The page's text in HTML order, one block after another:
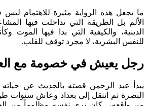
ما يجعل هذه الرواية مثيرة للاهتمام
الألم بل الطريقة التي تداخلت فيها
الدينية، والكيفية التي بدا فيها
للنفس البشرية، لا مجرد توقف للقلب.
رجل يعيش في خصومة مع
يبدأ عبد الرحمن قصته بالحديث عن
البصرة ثم انتقل إلى بغداد وعاش سنوات